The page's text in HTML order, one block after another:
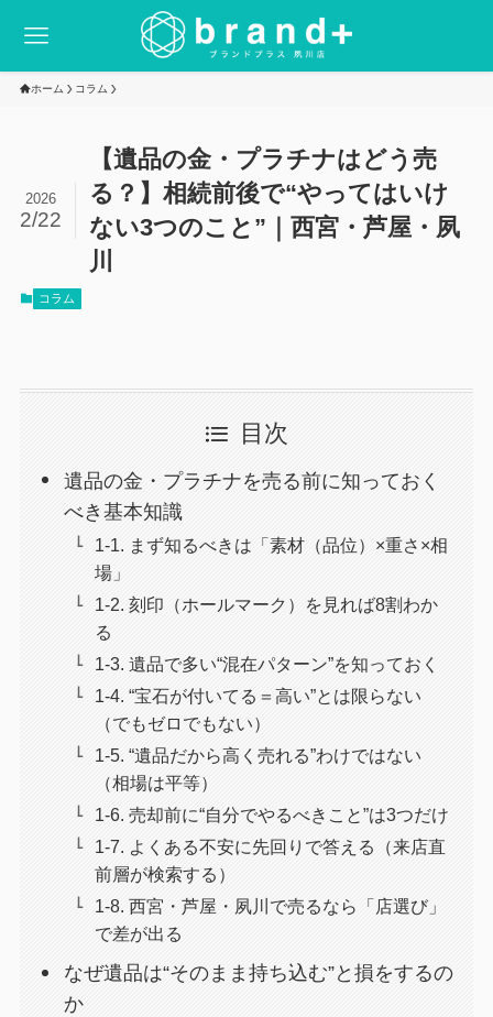
ホーム コラム
【遺品の金・プラチナはどう売
る？】相続前後で“やってはいけ
ない3つのこと”｜西宮・芦屋・夙
川
2026
2/22
コラム
目次
遺品の金・プラチナを売る前に知っておく
べき基本知識
1-1. まず知るべきは「素材（品位）×重さ×相
場」
1-2. 刻印（ホールマーク）を見れば8割わか
る
1-3. 遺品で多い“混在パターン”を知っておく
1-4. “宝石が付いてる＝高い”とは限らない
（でもゼロでもない）
1-5. “遺品だから高く売れる”わけではない
（相場は平等）
1-6. 売却前に“自分でやるべきこと”は3つだけ
1-7. よくある不安に先回りで答える（来店直
前層が検索する）
1-8. 西宮・芦屋・夙川で売るなら「店選び」
で差が出る
なぜ遺品は“そのまま持ち込む”と損をするの
か